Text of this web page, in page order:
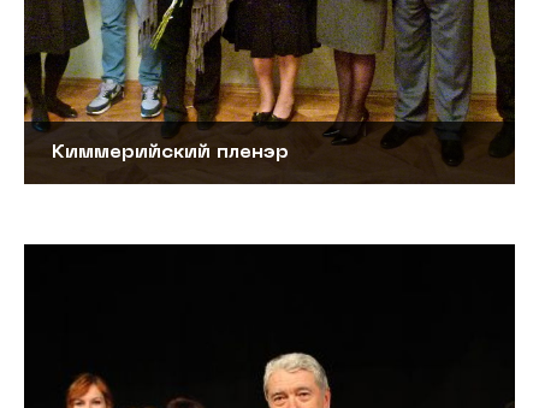
Киммерийский пленэр